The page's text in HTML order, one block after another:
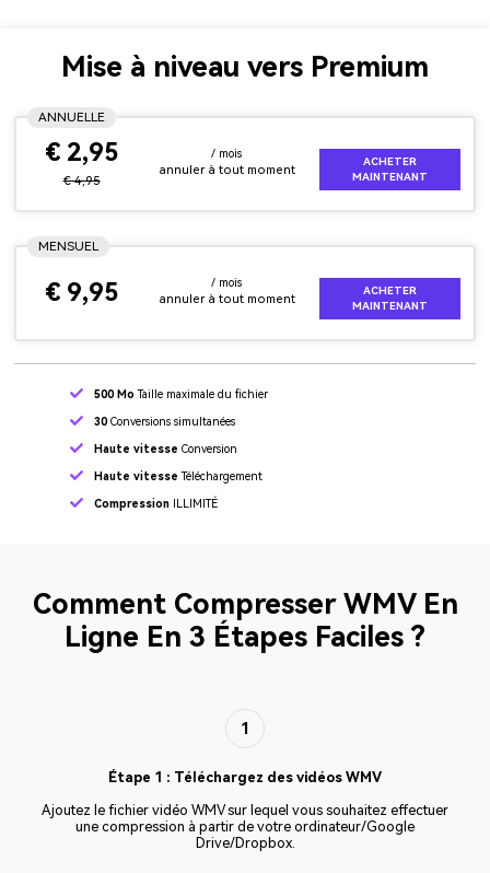
Mise à niveau vers Premium
ANNUELLE
€ 2,95
€ 4,95
/ mois
annuler à tout moment
ACHETER
MAINTENANT
MENSUEL
€ 9,95 / mois
annuler à tout moment
ACHETER
MAINTENANT
500 MoTaille maximale du fichier
30 Conversions simultanées
Haute vitesse Conversion
Haute vitesseTéléchargement
Compression ILLIMITÉ
Comment Compresser WMV En
Ligne En 3 Étapes Faciles ?
1
Étape 1 : Téléchargez des vidéos WMV
Ajoutez le fichier vidéo WMV sur lequel vous souhaitez effectuer
une compression à partir de votre ordinateur/Google
Drive/Dropbox.